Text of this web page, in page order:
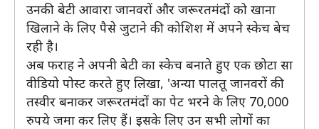
उनकी बेटी आवारा जानवरों और जरूरतमंदों को खाना
खिलाने के लिए पैसे जुटाने की कोशिश में अपने स्केच बेच
रही है।
अब फराह ने अपनी बेटी का स्केच बनाते हुए एक छोटा सा
वीडियो पोस्ट करते हुए लिखा, 'अन्या पालतू जानवरों की
तस्वीर बनाकर जरूरतमंदों का पेट भरने के लिए 70,000
रुपये जमा कर लिए हैं। इसके लिए उन सभी लोगों का